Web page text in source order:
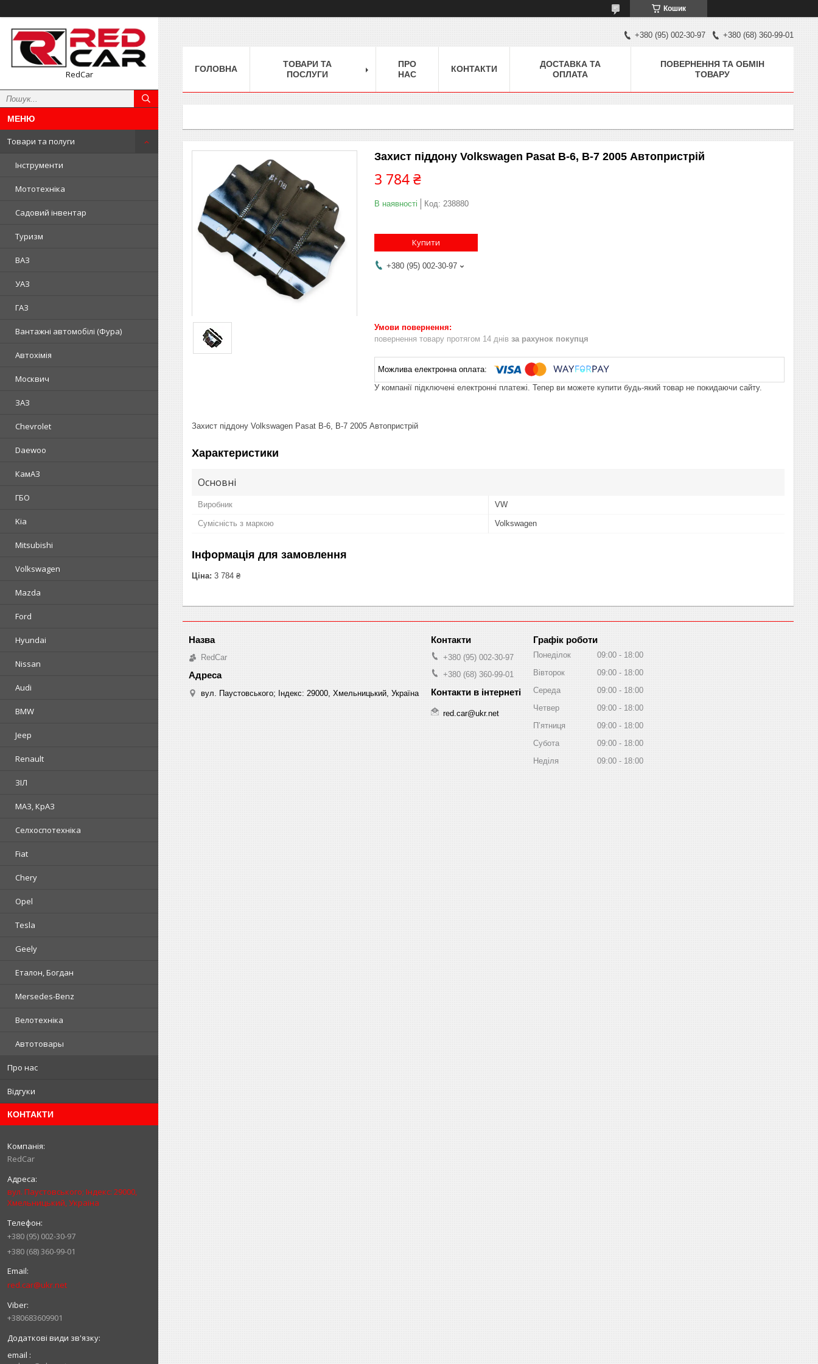
Кошик
RedCar
Товари та полуги
Інструменти
Мототехніка
Садовий інвентар
Туризм
ВАЗ
УАЗ
ГАЗ
Вантажні автомобілі (Фура)
Автохімія
Москвич
ЗАЗ
Chevrolet
Daewoo
КамАЗ
ГБО
Kia
Mitsubishi
Volkswagen
Mazda
Ford
Hyundai
Nissan
Audi
BMW
Jeep
Renault
ЗІЛ
МАЗ, КрАЗ
Селхоспотехніка
Fiat
Chery
Opel
Tesla
Geely
Еталон, Богдан
Mersedes-Benz
Велотехніка
Автотовары
Про нас
Відгуки
КОНТАКТИ
RedCar
вул. Паустовського; Індекс: 29000,
Хмельницький, Україна
+380 (95) 002-30-97
+380 (68) 360-99-01
red.car@ukr.net
+380683609901
email
+380 (95) 002-30-97 +380 (68) 360-99-01
ГОЛОВНА
ТОВАРИ ТА
ПОСЛУГИ
ПРО
НАС
КОНТАКТИ
ДОСТАВКА ТА
ОПЛАТА
ПОВЕРНЕННЯ ТА ОБМІН
ТОВАРУ
Захист піддону Volkswagen Pasat B-6, B-7 2005 Автопристрій
3 784 ₴
В наявності Код: 238880
Купити
+380 (95) 002-30-97
повернення товару протягом 14 днів за рахунок покупця
У компанії підключені електронні платежі. Тепер ви можете купити будь-який товар не покидаючи сайту.
Захист піддону Volkswagen Pasat B-6, B-7 2005 Автопристрій
Характеристики
Основні
Виробник VW
Сумісність з маркою Volkswagen
Інформація для замовлення
Ціна: 3 784 ₴
RedCar
вул. Паустовського; Індекс: 29000, Хмельницький, Україна
+380 (95) 002-30-97
+380 (68) 360-99-01
red.car@ukr.net
Графік роботи
Понеділок 09:00
18:00
Вівторок
09:00
18:00
Середа
09:00
18:00
Четвер
09:00
18:00
Пʼятниця
09:00
18:00
Субота
09:00
18:00
Неділя
09:00 18:00